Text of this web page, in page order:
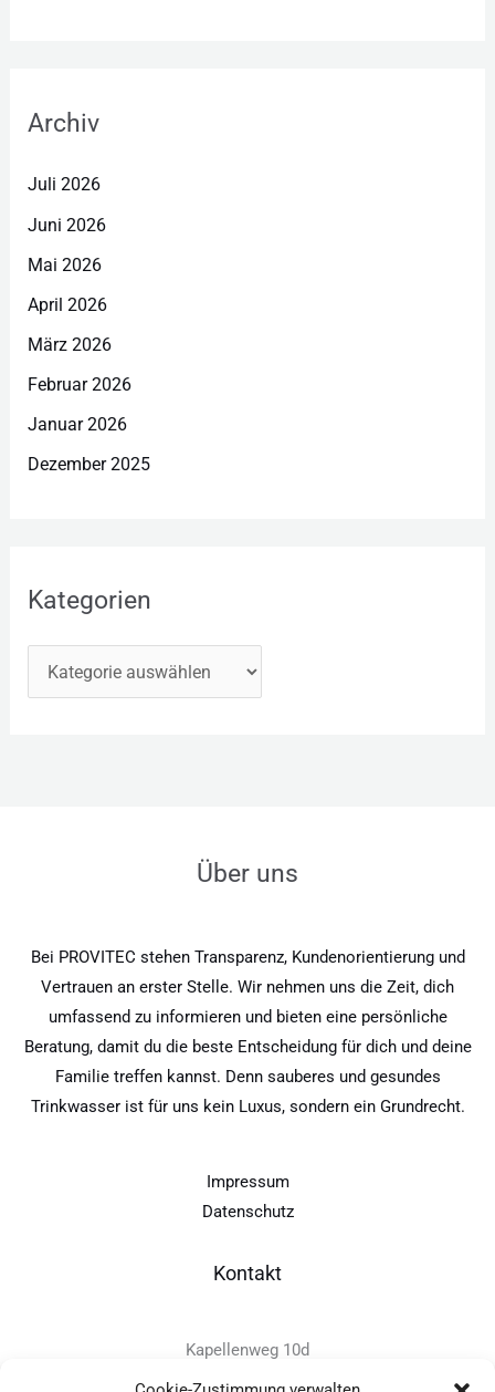
Archiv
Juli 2026
Juni 2026
Mai 2026
April 2026
März 2026
Februar 2026
Januar 2026
Dezember 2025
Kategorien
Über uns
Bei PROVITEC stehen Transparenz, Kundenorientierung und
Vertrauen an erster Stelle. Wir nehmen uns die Zeit, dich
umfassend zu informieren und bieten eine persönliche
Beratung, damit du die beste Entscheidung für dich und deine
Familie treffen kannst. Denn sauberes und gesundes
Trinkwasser ist für uns kein Luxus, sondern ein Grundrecht.
Impressum
Datenschutz
Kontakt
Kapellenweg 10d
D-94575 Windorf